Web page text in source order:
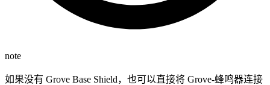
note
如果没有 Grove Base Shield，也可以直接将 Grove-蜂鸣器连接